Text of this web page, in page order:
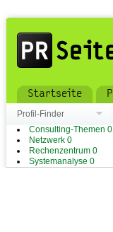
Startseite
Profil-Finder
Consulting-Themen 0
Netzwerk 0
Rechenzentrum 0
Systemanalyse 0